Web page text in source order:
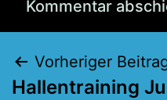
Vorheriger
Hallentraining